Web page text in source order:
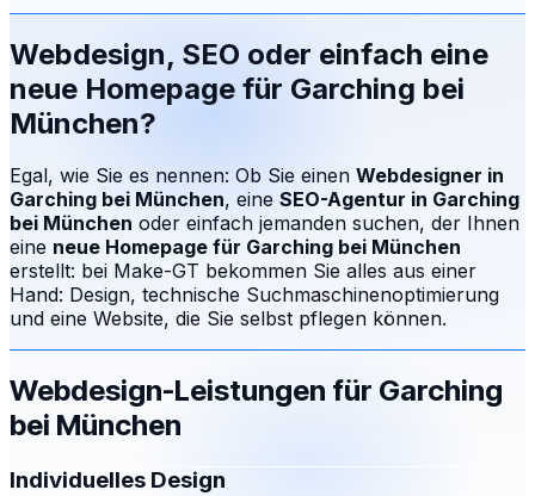
Webdesign, SEO oder einfach eine
neue Homepage für Garching bei
München?
Egal, wie Sie es nennen: Ob Sie einen Webdesigner in
Garching bei München, eine SEO-Agentur in Garching
bei München oder einfach jemanden suchen, der Ihnen
eine neue Homepage für Garching bei München
erstellt: bei Make-GT bekommen Sie alles aus einer
Hand: Design, technische Suchmaschinenoptimierung
und eine Website, die Sie selbst pflegen können.
Webdesign-Leistungen für Garching
bei München
Individuelles Design